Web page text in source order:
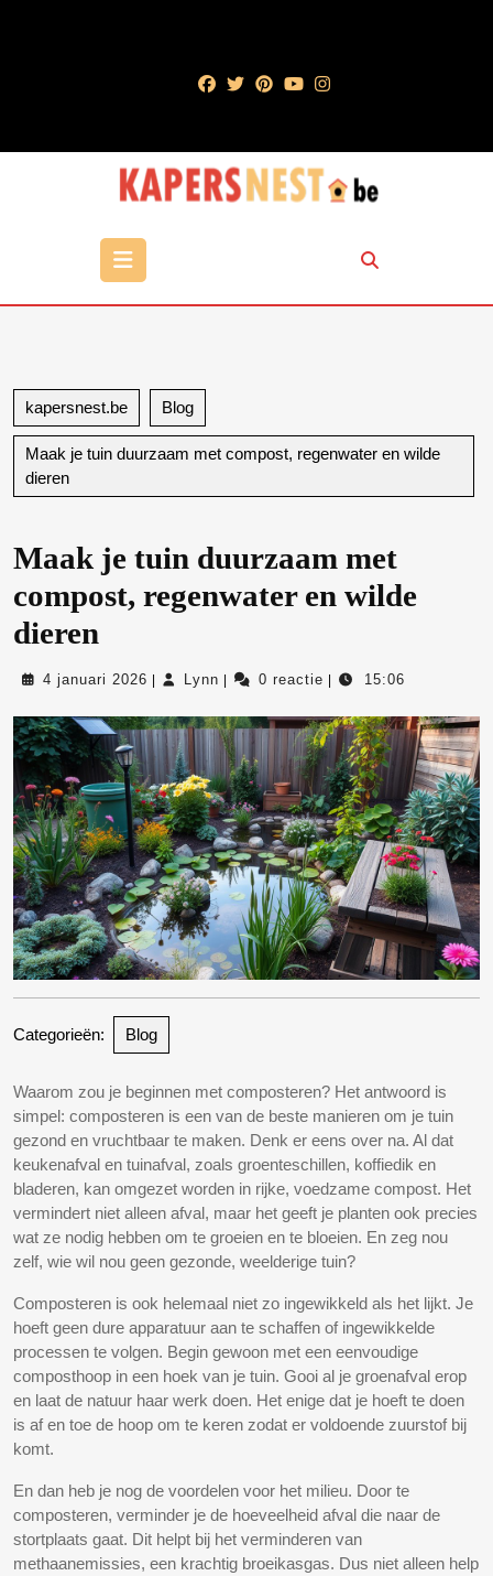
Open
kapersnest.be Blog
Maak je tuin duurzaam met compost, regenwater en wilde
dieren
Maak je tuin duurzaam met
compost, regenwater en wilde
dieren
4 januari 2026 4
2026
Lynn Lynn 0 reactie 15:06
Categorieën: Blog
Waarom zou je beginnen met composteren? Het antwoord is
simpel: composteren is een van de beste manieren om je tuin
gezond en vruchtbaar te maken. Denk er eens over na. Al dat
keukenafval en tuinafval, zoals groenteschillen, koffiedik en
bladeren, kan omgezet worden in rijke, voedzame compost. Het
vermindert niet alleen afval, maar het geeft je planten ook precies
wat ze nodig hebben om te groeien en te bloeien. En zeg nou
zelf, wie wil nou geen gezonde, weelderige tuin?
Composteren is ook helemaal niet zo ingewikkeld als het lijkt. Je
hoeft geen dure apparatuur aan te schaffen of ingewikkelde
processen te volgen. Begin gewoon met een eenvoudige
composthoop in een hoek van je tuin. Gooi al je groenafval erop
en laat de natuur haar werk doen. Het enige dat je hoeft te doen
is af en toe de hoop om te keren zodat er voldoende zuurstof bij
komt.
En dan heb je nog de voordelen voor het milieu. Door te
composteren, verminder je de hoeveelheid afval die naar de
stortplaats gaat. Dit helpt bij het verminderen van
methaanemissies, een krachtig broeikasgas. Dus niet alleen help